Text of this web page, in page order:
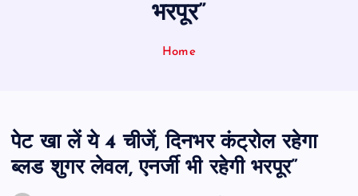
भरपूर”
Home
पेट खा लें ये 4 चीजें, दिनभर कंट्रोल रहेगा
ब्लड शुगर लेवल, एनर्जी भी रहेगी भरपूर”